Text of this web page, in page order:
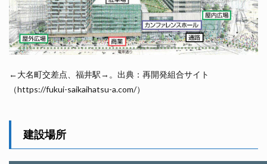
←大名町交差点、福井駅→。出典：再開発組合サイト
（https://fukui-saikaihatsu-a.com/）
建設場所